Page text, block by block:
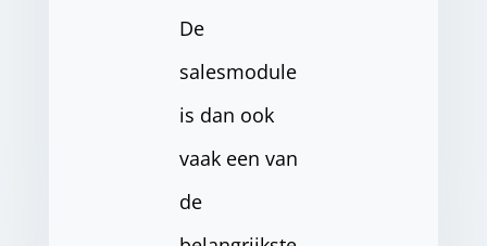
De
salesmodule
is dan ook
vaak een van
de